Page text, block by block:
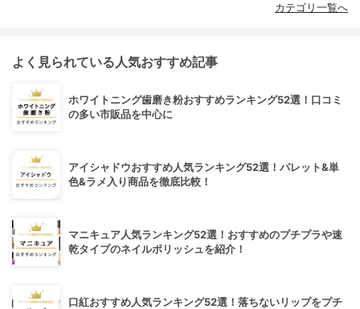
カテゴリ一覧へ
よく見られている人気おすすめ記事
ホワイトニング歯磨き粉おすすめランキング52選！口コミ
の多い市販品を中心に
アイシャドウおすすめ人気ランキング52選！パレット&単
色&ラメ入り商品を徹底比較！
マニキュア人気ランキング52選！おすすめのプチプラや速
乾タイプのネイルポリッシュを紹介！
口紅おすすめ人気ランキング52選！落ちないリップをプチ